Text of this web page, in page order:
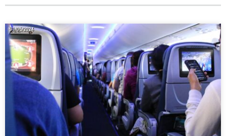
31/05/2024